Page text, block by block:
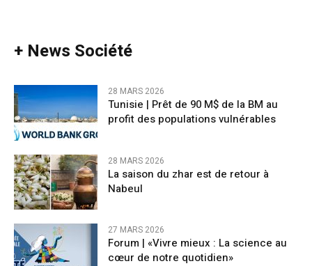
+ News Société
28 MARS 2026
Tunisie | Prêt de 90 M$ de la BM au
profit des populations vulnérables
28 MARS 2026
La saison du zhar est de retour à
Nabeul
27 MARS 2026
Forum | «Vivre mieux : La science au
cœur de notre quotidien»